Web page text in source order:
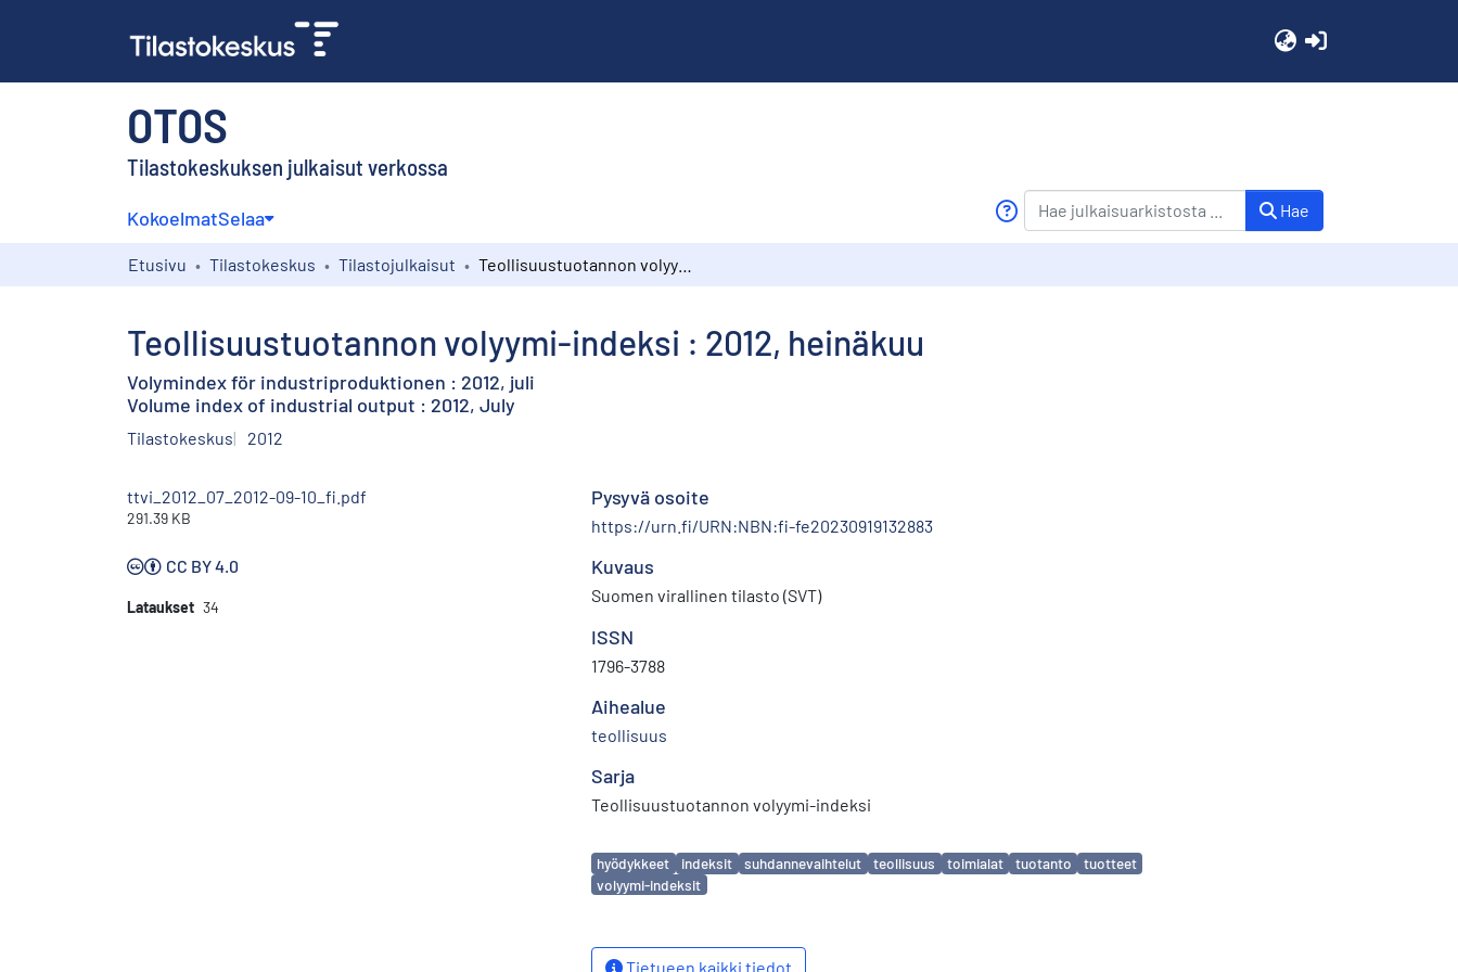
OTOS
Tilastokeskuksen julkaisut verkossa
KokoelmatSelaa Hae
Etusivu Tilastokeskus Tilastojulkaisut
Teollisuustuotannon volyymi-indeksi : 2012, heinäkuu
Volymindex för industriproduktionen : 2012, juli
Volume index of industrial output : 2012, July
Tilastokeskus 2012
ttvi_2012_07_2012-09-10_fi.pdf
291.39 KB
CC BY 4.0
Lataukset 34
Pysyvä osoite
https://urn.fi/URN:NBN:fi-fe20230919132883
Kuvaus
Suomen virallinen tilasto (SVT)
ISSN
1796-3788
Aihealue
teollisuus
Sarja
Teollisuustuotannon volyymi-indeksi
Avainsanat
hyödykkeet indeksit suhdannevaihtelut teollisuus toimialat tuotanto
tuotteet
volyymi-indeksit
Tietueen kaikki tiedot